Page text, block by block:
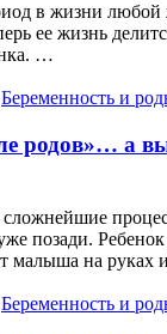
в жизни
ее жизнь
…
Беременность и
родов»… а
сложнейшие
позади. Ребенок
малыша на руках
Беременность и